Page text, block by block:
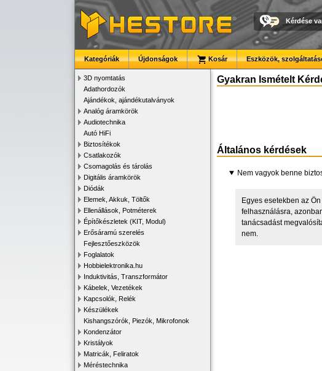
Kérdése
Kategóriák Újdonságok Kosár Eszközök,
3D nyomtatás
Adathordozók
Ajándékok, ajándékutalványok
Analóg áramkörök
Audiotechnika
Autó HiFi
Biztosítékok
Csatlakozók
Csomagolás és tárolás
Digitális áramkörök
Diódák
Elemek, Akkuk, Töltők
Ellenállások, Potméterek
Építőkészletek (KIT, Modul)
Erősáramú szerelés
Fejlesztőeszközök
Foglalatok
Hobbielektronika.hu
Induktivitás, Transzformátor
Kábelek, Vezetékek
Kapcsolók, Relék
Készülékek
Kishangszórók, Piezók, Mikrofonok
Kondenzátor
Kristályok
Matricák, Feliratok
Méréstechnika
Gyakran Ismételt
Általános kérdések
Nem vagyok benne
Egyes esetekben az
felhasználásra,
tanácsadást
nem.